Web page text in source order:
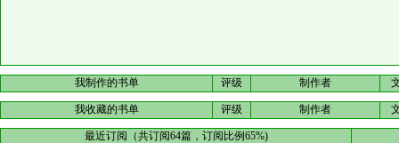
我制作的书单 评级 制作者
我收藏的书单 评级 制作者
最近订阅（共订阅64篇，订阅比例65%)